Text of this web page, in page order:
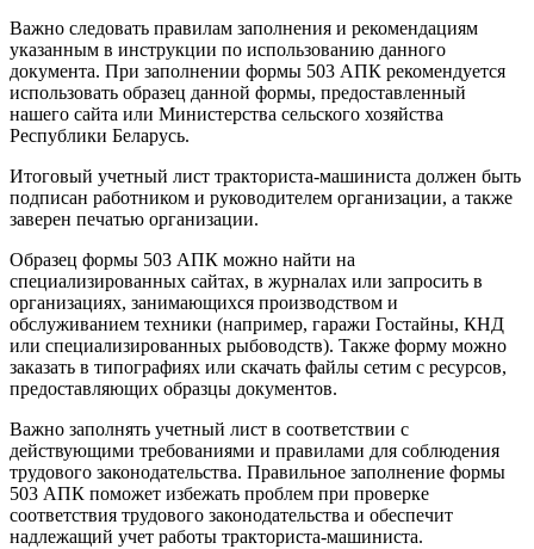
Важно следовать правилам заполнения и рекомендациям
указанным в инструкции по использованию данного
документа. При заполнении формы 503 АПК рекомендуется
использовать образец данной формы, предоставленный
нашего сайта или Министерства сельского хозяйства
Республики Беларусь.
Итоговый учетный лист тракториста-машиниста должен быть
подписан работником и руководителем организации, а также
заверен печатью организации.
Образец формы 503 АПК можно найти на
специализированных сайтах, в журналах или запросить в
организациях, занимающихся производством и
обслуживанием техники (например, гаражи Гостайны, КНД
или специализированных рыбоводств). Также форму можно
заказать в типографиях или скачать файлы сетим с ресурсов,
предоставляющих образцы документов.
Важно заполнять учетный лист в соответствии с
действующими требованиями и правилами для соблюдения
трудового законодательства. Правильное заполнение формы
503 АПК поможет избежать проблем при проверке
соответствия трудового законодательства и обеспечит
надлежащий учет работы тракториста-машиниста.